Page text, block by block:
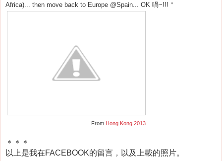
Africa)... then move back to Europe @Spain... OK 喎~!!!＂
From Hong Kong 2013
＊＊＊
以上是我在FACEBOOK的留言，以及上載的照片。